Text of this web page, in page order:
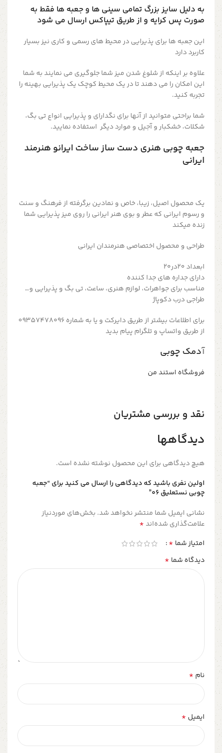
به دلیل سایز بزرگ تمامی سینی ها و جعبه ها فقط به
صورت پس کرایه و از طریق تیپاکس ارسال می شود
این جعبه ها برای پذیرایی در محیط های رسمی و کاری نیز بسیار
کاربرد دارد
علاوه بر اینکه از شلوغ شدن میز شما جلوگیری می نمایند به شما
این امکان را می دهند تا در یک محیط کوچک یک پذیرایی بهینه را
تجربه کنید.
شما براحتی متوانید از آنها برای نگدارای و پذیرایی انواع تی بگ،
شکلات، خشکبار و آجیل و موارد دیگر استفاده نمایید.
جعبه چوبی هنری دست ساز ساخت ایرانو هنرمند
ایرانی
یک محصول اصیل، زیبا، خاص و نمادین برگرفته از فرهنگ و سنت
و رسوم ایرانی که عطر و بوی هنر ایرانی را روی میز پذیرایی شما
زنده میکند
طراحی و محصول اختصاصی هنرمندان ایرانی
ابعداد ۲۰در۲۰
دارای جداره های جدا کننده
مناسب برای جواهرات، لوازم هنری، ساعت، تی بگ و پذیرایی و…
طراجی درب دکوپاژ
برای اطلاعات بیشتر از طریق دایرکت و یا به شماره 09357478096
از طریق واتساپ و تلگرام پیام بدید
آدمک چوبی
فروشگاه استند من
نقد و بررسی مشتریان
دیدگاهها
هیچ دیدگاهی برای این محصول نوشته نشده است.
اولین نفری باشید که دیدگاهی را ارسال می کنید برای “جعبه
چوبی نستعلیق 06”
نشانی ایمیل شما منتشر نخواهد شد. بخش‌های موردنیاز
علامت‌گذاری شده‌اند*
امتیاز شما *
دیدگاه شما *
نام *
ایمیل *